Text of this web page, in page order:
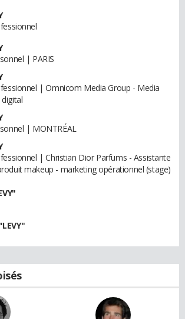
| PARIS
| Omnicom Media Group - Media
| MONTRÉAL
| Christian Dior Parfums - Assistante
makeup - marketing opérationnel (stage)